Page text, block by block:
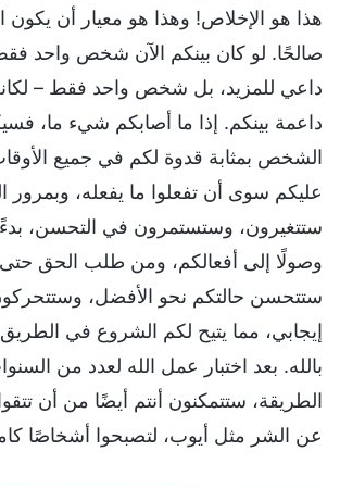
هذا هو الإخلاص! وهذا هو معيار أن
صالحًا. لو كان بينكم الآن شخص واحد
داعي للمزيد، بل شخص واحد فقط –
داعمة بينكم. إذا ما أصابكم شيء ما،
الشخص بمثابة قدوة لكم في جميع
عليكم سوى أن تفعلوا ما يفعله، وبمرور
ستتغيرون، وستستمرون في التحسن،
وصولًا إلى أفعالكم، ومن طلب الحق
ستتحسن حالتكم نحو الأفضل،
إيجابي، مما يتيح لكم الشروع في الطريق
بالله. بعد اختبار عمل الله لعدد من
الطريقة، ستتمكنون أنتم أيضًا من أن
عن الشر مثل أيوب، لتصبحوا أشخاصًا